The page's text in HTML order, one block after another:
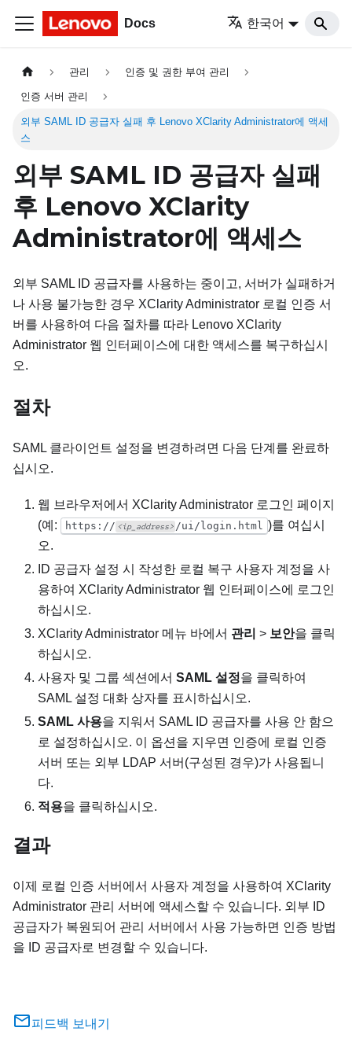
Docs 한국어
관리 인증 및 권한 부여 관리
인증 서버 관리
외부 SAML ID 공급자 실패 후 Lenovo XClarity Administrator에 액세
스
외부 SAML ID 공급자실패
후 Lenovo XClarity
Administrator에 액세스
외부 SAML ID 공급자를 사용하는 중이고, 서버가 실패하거
나 사용 불가능한 경우 XClarity Administrator 로컬 인증 서
버를 사용하여 다음 절차를 따라 Lenovo XClarity
Administrator 웹 인터페이스에 대한 액세스를 복구하십시
오.
절차
SAML 클라이언트 설정을 변경하려면 다음 단계를 완료하
십시오.
웹 브라우저에서 XClarity Administrator 로그인 페이지
(예:
https:// <ip_address> /ui/login.html )를 여십시
오.
ID 공급자 설정 시 작성한 로컬 복구 사용자 계정을 사
용하여 XClarity Administrator 웹 인터페이스에 로그인
하십시오.
XClarity Administrator 메뉴 바에서 관리 > 보안을 클릭
하십시오.
사용자 및 그룹 섹션에서 SAML 설정을 클릭하여
SAML 설정 대화 상자를 표시하십시오.
SAML 사용을 지워서 SAML ID 공급자를 사용 안 함으
로 설정하십시오. 이 옵션을 지우면 인증에 로컬 인증
서버 또는 외부 LDAP 서버(구성된 경우)가 사용됩니
다.
적용을 클릭하십시오.
결과
이제 로컬 인증 서버에서 사용자 계정을 사용하여 XClarity
Administrator 관리 서버에 액세스할 수 있습니다. 외부
ID
공급자가 복원되어 관리 서버에서 사용 가능하면 인증 방법
을
ID 공급자로 변경할 수 있습니다.
피드백 보내기